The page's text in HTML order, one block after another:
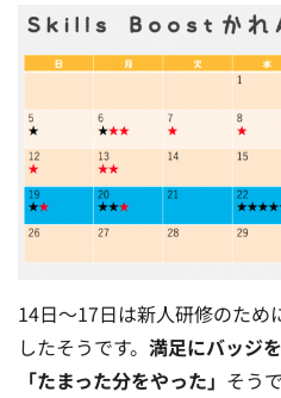
14日〜17日は新人研修のため
したそうです。 満足にバッジ
「たまった分をやった」 そう